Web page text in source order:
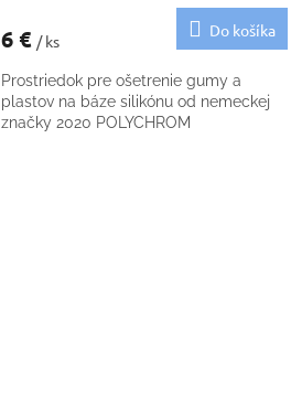
6 € / ks
Do košíka
Prostriedok pre ošetrenie gumy a
plastov na báze silikónu od nemeckej
značky 2020 POLYCHROM